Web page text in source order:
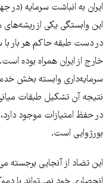
ایران به انباشت سرمایه (در
این وابستگی یکی از
در دست طبقه حاکم هر بار
خارج از ایران همراه بوده
سرمایه‌داری وابسته بخش
نتیجه آن تشکیل طبقات
در حفظ امتیازات موجود
بورژوایی است.
این تضاد از آنجایی برجسته